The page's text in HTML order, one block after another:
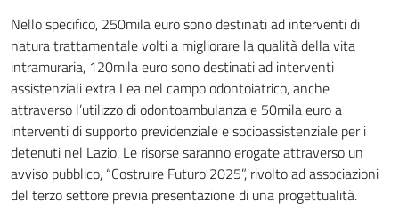
Nello specifico, 250mila euro sono destinati ad interventi di
natura trattamentale volti a migliorare la qualità della vita
intramuraria, 120mila euro sono destinati ad interventi
assistenziali extra Lea nel campo odontoiatrico, anche
attraverso l’utilizzo di odontoambulanza e 50mila euro a
interventi di supporto previdenziale e socioassistenziale per i
detenuti nel Lazio. Le risorse saranno erogate attraverso un
avviso pubblico, “Costruire Futuro 2025”, rivolto ad associazioni
del terzo settore previa presentazione di una progettualità.